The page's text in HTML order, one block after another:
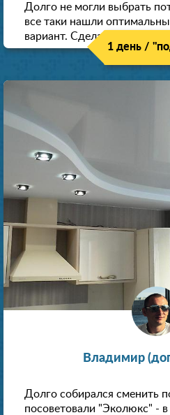
Долго не могли выбрать
все таки нашли
вариант. Сделали скидку
1 день /
Владимир
Долго собирался сменить
посоветовали "Эколюкс" - в